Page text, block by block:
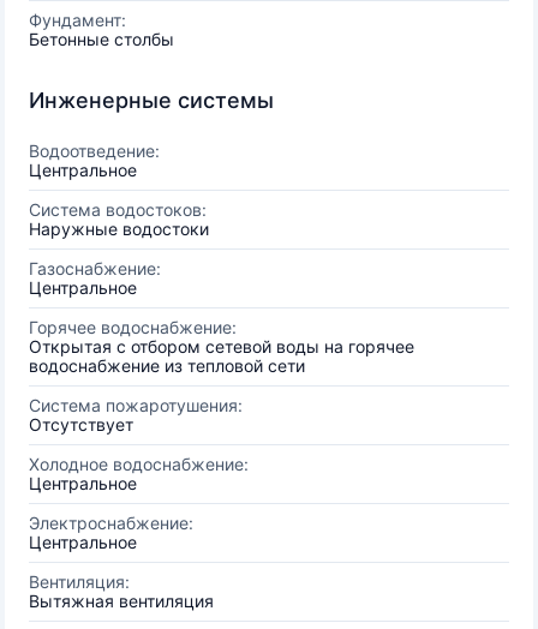
Фундамент:
Бетонные столбы
Инженерные системы
Водоотведение:
Центральное
Система водостоков:
Наружные водостоки
Газоснабжение:
Центральное
Горячее водоснабжение:
Открытая с отбором сетевой воды на горячее
водоснабжение из тепловой сети
Система пожаротушения:
Отсутствует
Холодное водоснабжение:
Центральное
Электроснабжение:
Центральное
Вентиляция:
Вытяжная вентиляция